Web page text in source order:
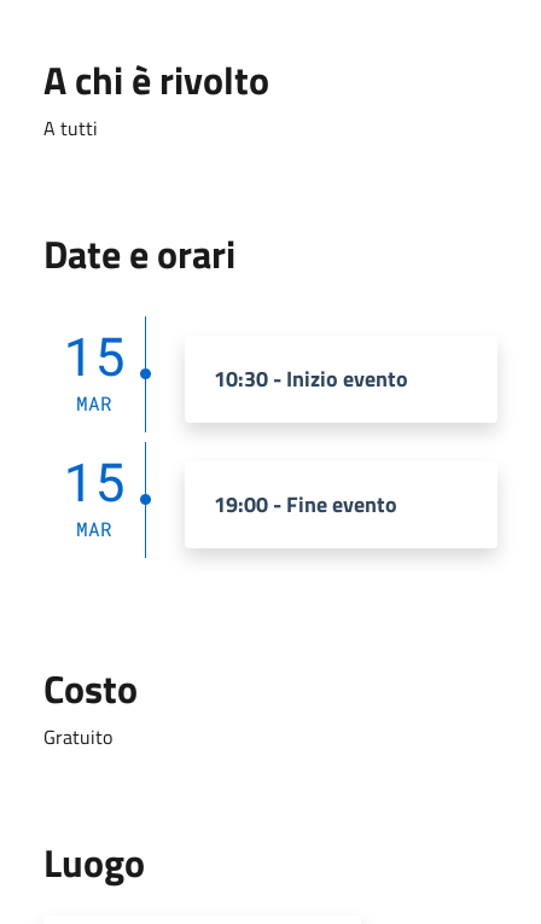
A chi è rivolto
A tutti
Date e orari
15
MAR
10:30 - Inizio evento
15
MAR
19:00 - Fine evento
Costo
Gratuito
Luogo